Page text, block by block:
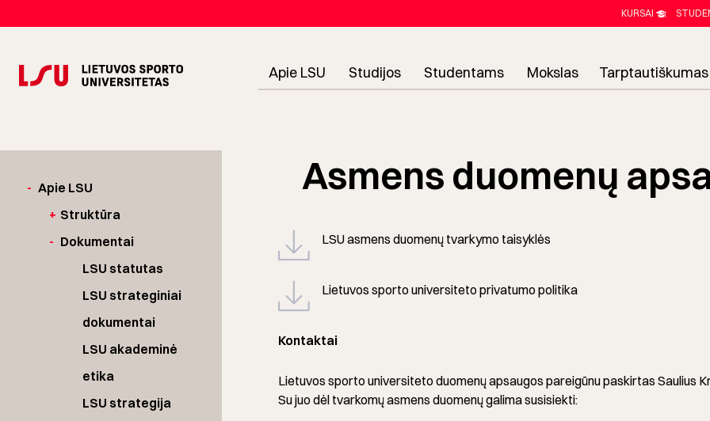
KURSAI
Apie LSU Studijos Studentams Mokslas Tarptautiškumas
- Apie LSU
+ Struktūra
- Dokumentai
LSU statutas
LSU strateginiai
dokumentai
LSU akademinė
etika
LSU strategija
Asmens duomenų
LSU asmens duomenų tvarkymo taisyklės
Lietuvos sporto universiteto privatumo politika
Kontaktai
Lietuvos sporto universiteto duomenų apsaugos pareigūnu paskirtas Saulius
Su juo dėl tvarkomų asmens duomenų galima susisiekti: